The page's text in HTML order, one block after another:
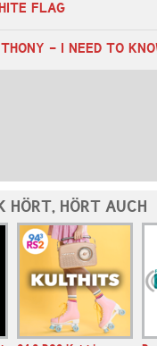
FLAG
- I NEED TO
HÖRT, HÖRT AUCH